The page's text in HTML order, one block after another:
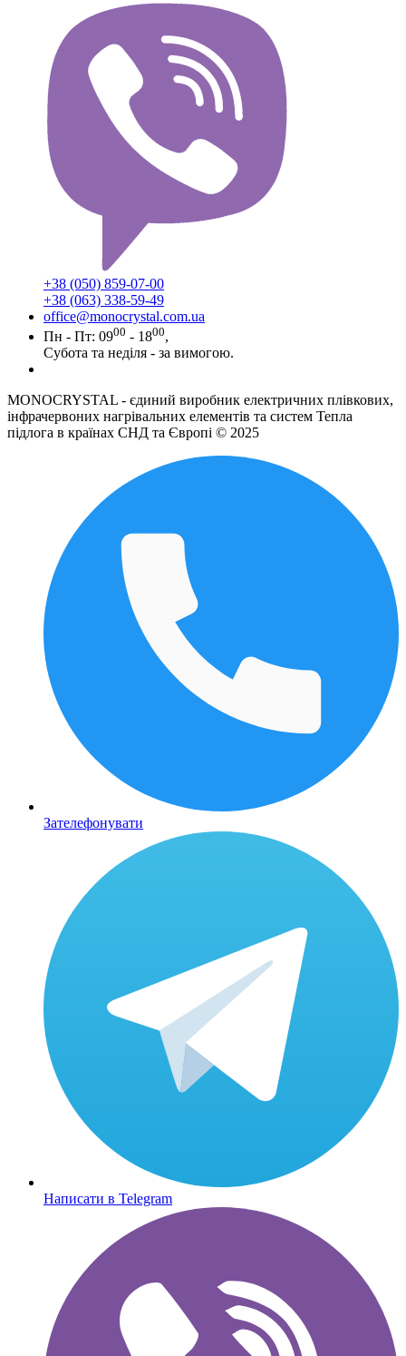
+38 (050) 859-07-00
+38 (063) 338-59-49
office@monocrystal.com.ua
Пн - Пт: 0900 - 1800,
Субота та неділя - за вимогою.
MONOCRYSTAL - єдиний виробник електричних плівкових,
інфрачервоних нагрівальних елементів та систем Тепла
підлога в країнах СНД та Європі © 2025
Зателефонувати
Написати в Telegram